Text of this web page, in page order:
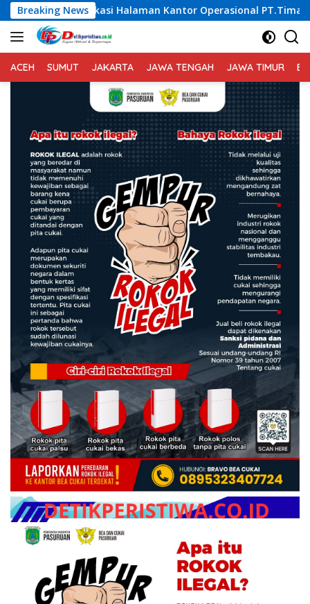
Langsung
ke
konten
Breaking News
Kantor Operasional PT.Timah Kecamatan Gantung.
ACEH SUMUT JAKARTA JAWA TENGAH JAWA TIMUR